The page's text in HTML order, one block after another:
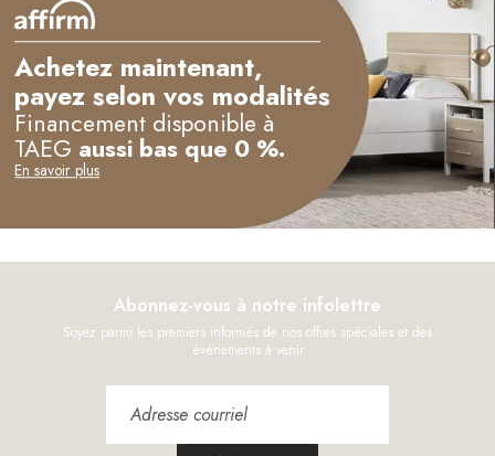
Achetez maintenant,
payez selon vos modalités
Financement disponible à
TAEG aussi bas que 0 %.
En savoir plus
Abonnez-vous à notre infolettre
Soyez parmi les premiers informés de nos offres spéciales et des
évènements à venir